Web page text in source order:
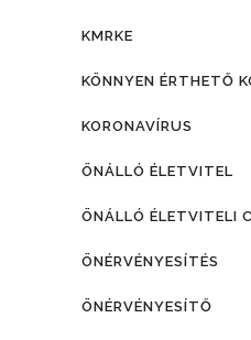
KMRKE
KÖNNYEN ÉRTHETŐ
KORONAVÍRUS
ÖNÁLLÓ ÉLETVITEL
ÖNÁLLÓ ÉLETVITELI
ÖNÉRVÉNYESÍTÉS
ÖNÉRVÉNYESÍTŐ